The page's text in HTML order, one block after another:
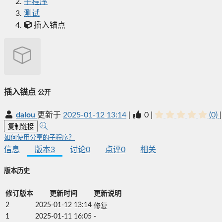
测试
插入锚点
插入锚点 公开
dalou 更新于 2025-01-12 13:14 0 (0)
复制链接
如何使用分享的子程序？
信息 版本3 讨论0 点评0 相关
版本历史
修订版本 更新时间
更新说明
2
2025-01-12 13:14 修复
1
2025-01-11 16:05 -